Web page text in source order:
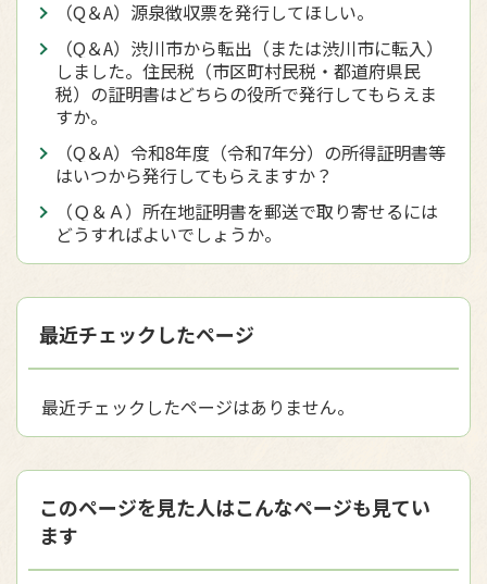
（Q＆A）源泉徴収票を発行してほしい。
（Q＆A）渋川市から転出（または渋川市に転入）
しました。住民税（市区町村民税・都道府県民
税）の証明書はどちらの役所で発行してもらえま
すか。
（Q＆A）令和8年度（令和7年分）の所得証明書等
はいつから発行してもらえますか？
（Ｑ＆Ａ）所在地証明書を郵送で取り寄せるには
どうすればよいでしょうか。
最近チェックしたページ
最近チェックしたページはありません。
このページを見た人はこんなページも見てい
ます